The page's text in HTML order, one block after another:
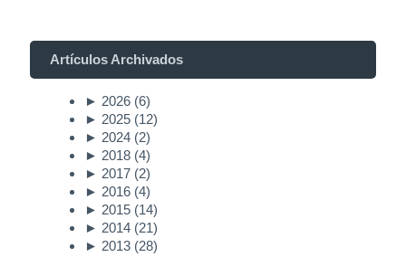
Artículos Archivados
► 2026 (6)
► 2025 (12)
► 2024 (2)
► 2018 (4)
► 2017 (2)
► 2016 (4)
► 2015 (14)
► 2014 (21)
► 2013 (28)